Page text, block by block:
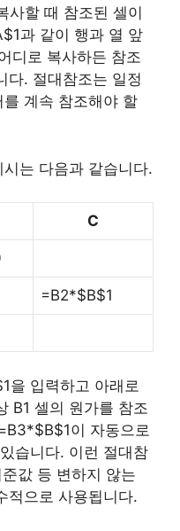
사할 때 참조된 셀이
과 같이 행과 열 앞
디로 복사하든 참조
다. 절대참조는 일정
계속 참조해야 할
는 다음과 같습니다.
C
=B2*$B$1
을 입력하고 아래로
B1 셀의 원가를 참조
이 자동으로
습니다. 이런 절대참
값 등 변하지 않는
적으로 사용됩니다.